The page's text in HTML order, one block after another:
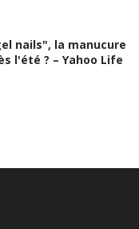
nails", la manucure
l'été ? – Yahoo Life